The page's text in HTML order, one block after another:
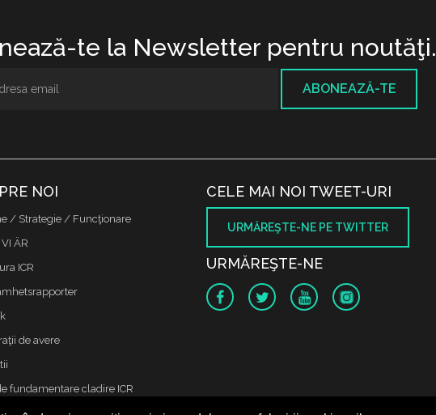
te la Newsletter pentru noutăţi.
ABONEAZĂ-TE
NOI
/ Strategie / Funcţionare
ÄR
ICR
de avere
fundamentare cladire ICR
CELE MAI NOI TWEET-URI
URMĂREŞTE-NE PE TWITTER
URMĂREŞTE-NE